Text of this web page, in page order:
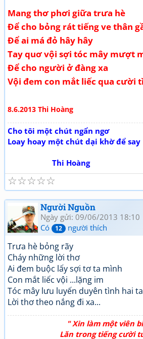
Mang thơ phơi giữa trưa hè
Để cho bỏng rát tiếng ve thân
Để ai má đỏ hây hây
Tay quơ vội sợi tóc mây mượt
Để cho người ở đàng xa
Vội đem con mắt liếc qua cười
8.6.2013 Thi Hoàng
Cho tôi một chút ngẩn ngơ
Loay hoay một chút dại khờ để say
Thi Hoàng
☆
☆
☆
☆
☆
Người Nguồn
Ngày gửi: 09/06/2013 18:10
Có
12 người thích
Trưa hè bỏng rãy
Cháy những lời thơ
Ai đem buộc lấy sợi tơ ta mình
Con mắt liếc vội ...lặng im
Tóc mây lưu luyến duyên tình hai
Lời thơ theo nắng đi xa...
" Xin làm một viên
Lăn trong tiếng cười